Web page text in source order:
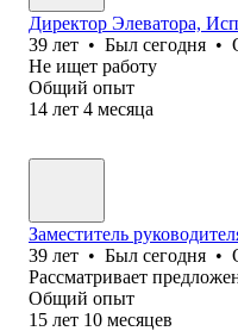
Директор Элеватора,
39 лет • Был сегодня •
Не ищет работу
Общий опыт
14 лет 4 месяца
Заместитель
39 лет • Был сегодня •
Рассматривает
Общий опыт
15 лет 10 месяцев